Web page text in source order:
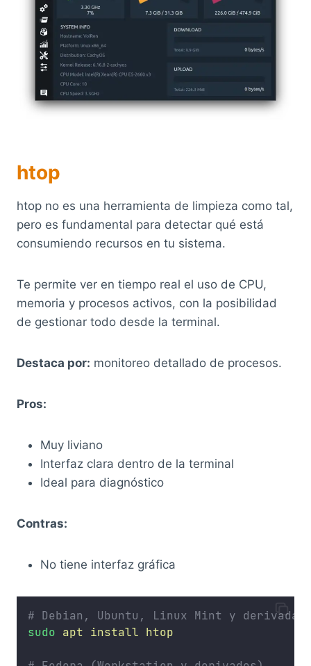
htop
htop no es una herramienta de limpieza como tal,
pero es fundamental para detectar qué está
consumiendo recursos en tu sistema.
Te permite ver en tiempo real el uso de CPU,
memoria y procesos activos, con la posibilidad
de gestionar todo desde la terminal.
Destaca por: monitoreo detallado de procesos.
Pros:
Muy liviano
Interfaz clara dentro de la terminal
Ideal para diagnóstico
Contras:
No tiene interfaz gráfica
# Debian, Ubuntu, Linux Mint y derivadas
sudo apt install htop